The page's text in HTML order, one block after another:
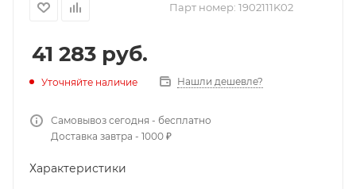
Парт номер: 1902111K02
41 283 руб.
Уточняйте наличие Нашли дешевле?
Самовывоз сегодня - бесплатно
Доставка завтра - 1000 ₽
Характеристики